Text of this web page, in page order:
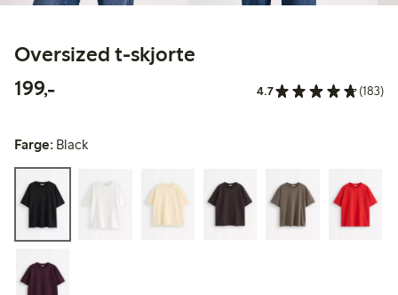
Oversized t-skjorte
199,-199,00 kr 4.7 (183)
Farge: Black